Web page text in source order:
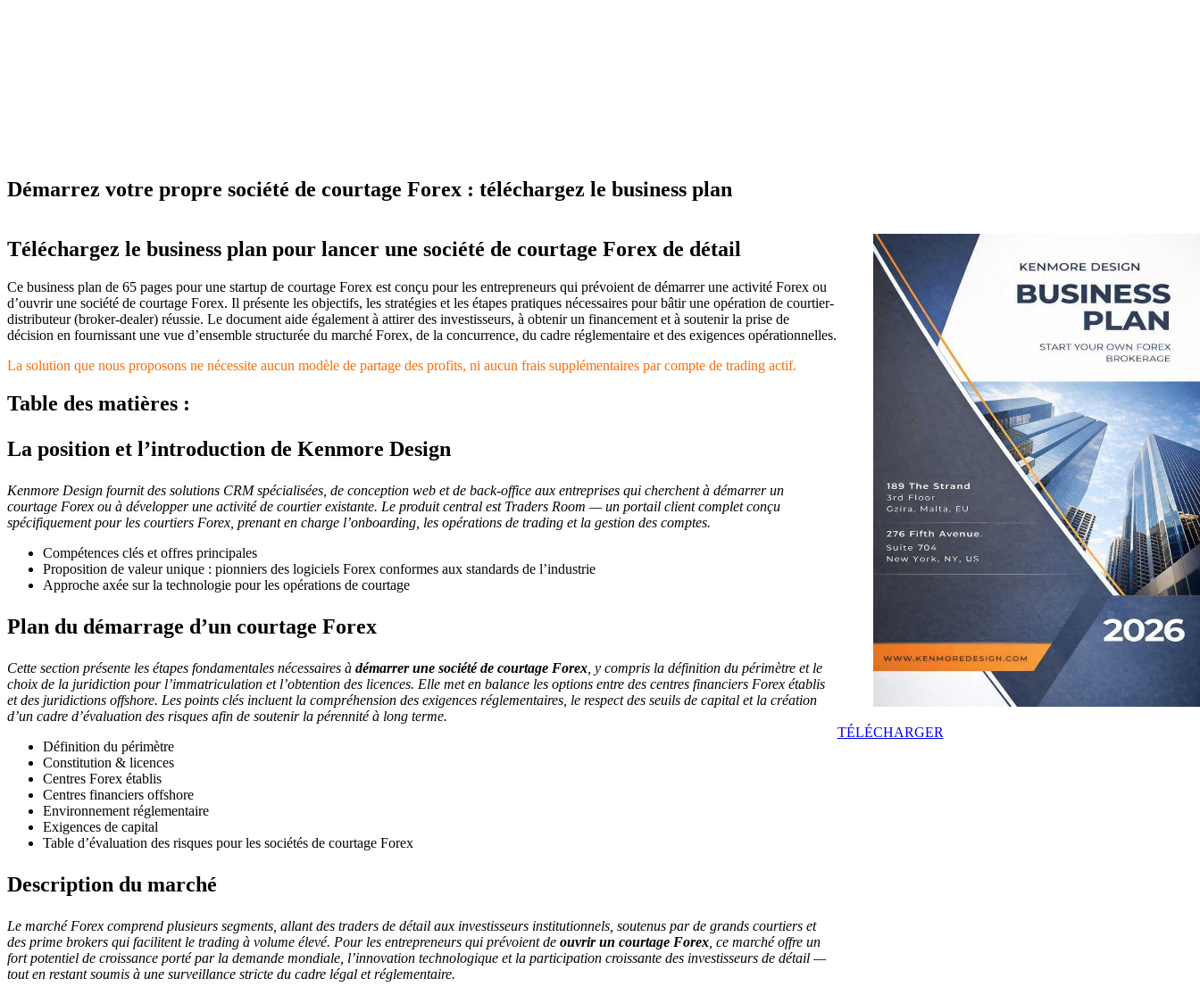
Démarrez votre propre société de courtage Forex : téléchargez le business plan
Téléchargez le business plan pour lancer une société de courtage Forex de détail
Ce business plan de 65 pages pour une startup de courtage Forex est conçu pour les entrepreneurs qui prévoient de démarrer une activité Forex ou
d’ouvrir une société de courtage Forex. Il présente les objectifs, les stratégies et les étapes pratiques nécessaires pour bâtir une opération de courtier-
distributeur (broker-dealer) réussie. Le document aide également à attirer des investisseurs, à obtenir un financement et à soutenir la prise de
décision en fournissant une vue d’ensemble structurée du marché Forex, de la concurrence, du cadre réglementaire et des exigences opérationnelles.
La solution que nous proposons ne nécessite aucun modèle de partage des profits, ni aucun frais supplémentaires par compte de trading actif.
Table des matières :
La position et l’introduction de Kenmore Design
Kenmore Design fournit des solutions CRM spécialisées, de conception web et de back-office aux entreprises qui cherchent à démarrer un
courtage Forex ou à développer une activité de courtier existante. Le produit central est Traders Room — un portail client complet conçu
spécifiquement pour les courtiers Forex, prenant en charge l’onboarding, les opérations de trading et la gestion des comptes.
Compétences clés et offres principales
Proposition de valeur unique : pionniers des logiciels Forex conformes aux standards de l’industrie
Approche axée sur la technologie pour les opérations de courtage
Plan du démarrage d’un courtage Forex
Cette section présente les étapes fondamentales nécessaires à démarrer une société de courtage Forex , y compris la définition du périmètre et le
choix de la juridiction pour l’immatriculation et l’obtention des licences. Elle met en balance les options entre des centres financiers Forex établis
et des juridictions offshore. Les points clés incluent la compréhension des exigences réglementaires, le respect des seuils de capital et la création
d’un cadre d’évaluation des risques afin de soutenir la pérennité à long terme.
Définition du périmètre
Constitution & licences
Centres Forex établis
Centres financiers offshore
Environnement réglementaire
Exigences de capital
Table d’évaluation des risques pour les sociétés de courtage Forex
Description du marché
Le marché Forex comprend plusieurs segments, allant des traders de détail aux investisseurs institutionnels, soutenus par de grands courtiers et
des prime brokers qui facilitent le trading à volume élevé. Pour les entrepreneurs qui prévoient de ouvrir un courtage Forex , ce marché offre un
fort potentiel de croissance porté par la demande mondiale, l’innovation technologique et la participation croissante des investisseurs de détail —
tout en restant soumis à une surveillance stricte du cadre légal et réglementaire.
TÉLÉCHARGER